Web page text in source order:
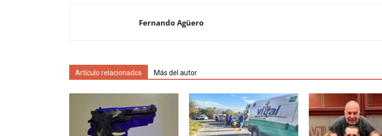
Fernando Agüero
Artículo relacionados Más del autor